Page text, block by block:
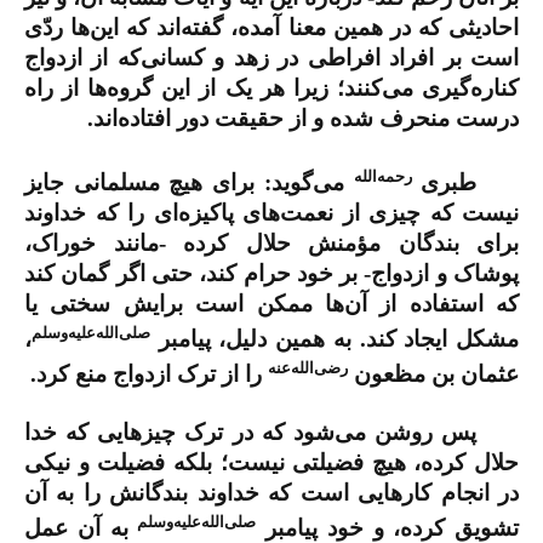
احادیثی که در همین معنا آمده، گفته‌اند که این‌ها ردّی
است بر افراد افراطی در زهد و کسانی‌که از ازدواج
کناره‌گیری می‌کنند؛ زیرا هر یک از این گروه‌ها از راه
درست منحرف شده و از حقیقت دور افتاده‌اند.
طبریرحمه‌الله می‌گوید: برای هیچ مسلمانی جایز
نیست که چیزی از نعمت‌های پاکیزه‌ای را که خداوند
برای بندگان مؤمنش حلال کرده -مانند خوراک،
پوشاک و ازدواج- بر خود حرام کند، حتی اگر گمان کند
که استفاده از آن‌ها ممکن است برایش سختی یا
مشکل ایجاد کند. به همین دلیل، پیامبر
صلی‌الله‌علیه‌وسلم،
عثمان بن مظعون رضی‌الله‌عنه را از ترک ازدواج منع کرد.
پس روشن می‌شود که در ترک چیزهایی که خدا
حلال کرده، هیچ فضیلتی نیست؛ بلکه فضیلت و نیکی
در انجام کارهایی است که خداوند بندگانش را به آن
تشویق کرده، و خود پیامبر
صلی‌الله‌علیه‌وسلمبه آن عمل